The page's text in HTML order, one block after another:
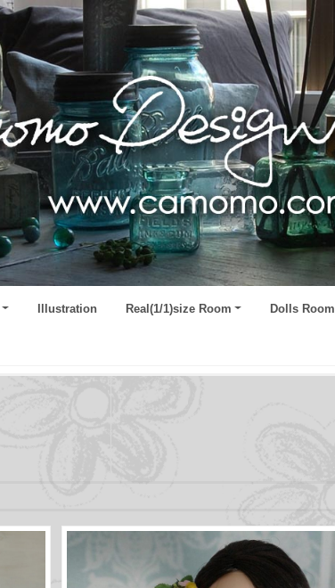
Illustration Real(1/1)size Room Dolls Room